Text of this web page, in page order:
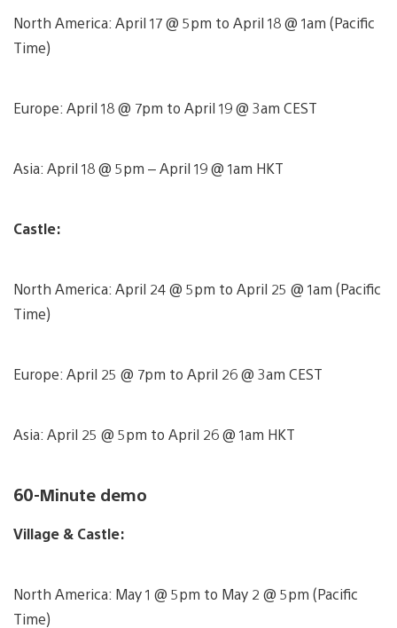
North America: April 17 @ 5pm to April 18 @ 1am (Pacific
Time)
Europe: April 18 @ 7pm to April 19 @ 3am CEST
Asia: April 18 @ 5pm – April 19 @ 1am HKT
Castle:
North America: April 24 @ 5pm to April 25 @ 1am (Pacific
Time)
Europe: April 25 @ 7pm to April 26 @ 3am CEST
Asia: April 25 @ 5pm to April 26 @ 1am HKT
60-Minute demo
Village & Castle:
North America: May 1 @ 5pm to May 2 @ 5pm (Pacific
Time)